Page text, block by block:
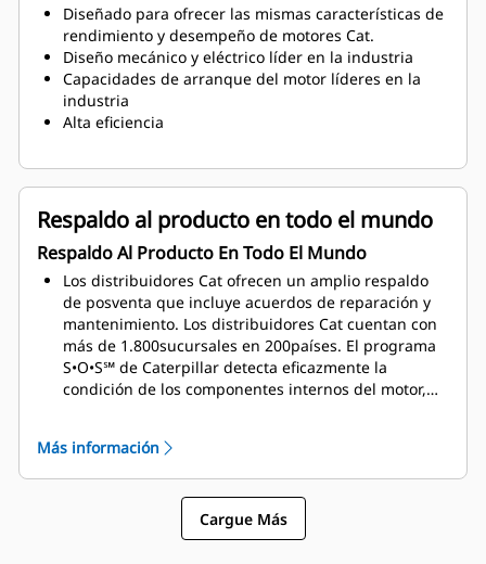
Diseñado para ofrecer las mismas características de
rendimiento y desempeño de motores Cat.
Diseño mecánico y eléctrico líder en la industria
Capacidades de arranque del motor líderes en la
industria
Alta eficiencia
Respaldo al producto en todo el mundo
Respaldo Al Producto En Todo El Mundo
Los distribuidores Cat ofrecen un amplio respaldo
de posventa que incluye acuerdos de reparación y
mantenimiento. Los distribuidores Cat cuentan con
más de 1.800sucursales en 200países. El programa
S•O•S℠ de Caterpillar detecta eficazmente la
condición de los componentes internos del motor,
Más información
Cargue Más